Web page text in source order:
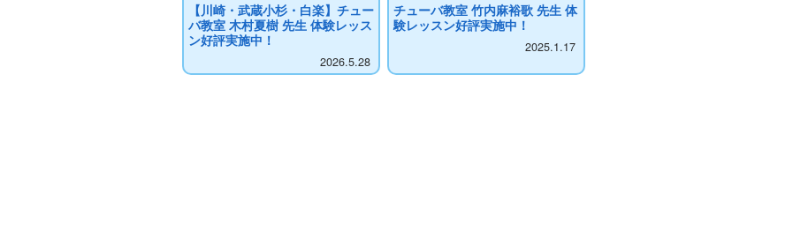
【川崎・武蔵小杉・白楽】チュー
バ教室 木村夏樹 先生 体験レッス
ン好評実施中！
2026.5.28
チューバ教室 竹内麻裕歌 先生 体
験レッスン好評実施中！
2025.1.17